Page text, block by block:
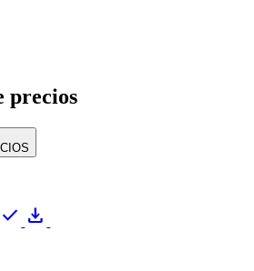
precios
check download